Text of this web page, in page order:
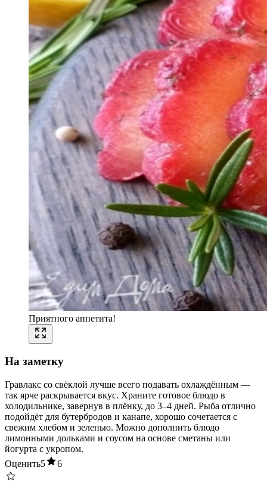
Приятного аппетита!
На заметку
Гравлакс со свёклой лучше всего подавать охлаждённым —
так ярче раскрывается вкус. Храните готовое блюдо в
холодильнике, завернув в плёнку, до 3–4 дней. Рыба отлично
подойдёт для бутербродов и канапе, хорошо сочетается с
свежим хлебом и зеленью. Можно дополнить блюдо
лимонными дольками и соусом на основе сметаны или
йогурта с укропом.
Оценить5 6